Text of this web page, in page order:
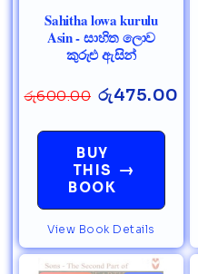
Sahitha lowa kurulu
Asin - සාහිත ලොව
කුරුළු ඇසින්
රු600.00 රු475.00
BUY
THIS
BOOK
→
View Book Details